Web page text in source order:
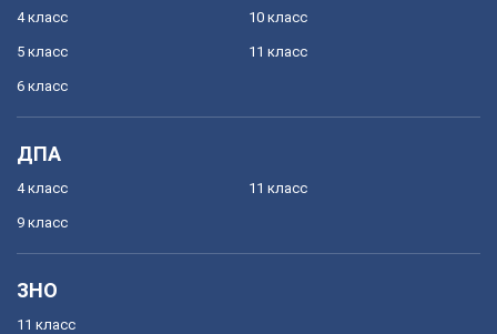
4 класс
5 класс
6 класс
10 класс
11 класс
ДПА
4 класс
9 класс
11 класс
ЗНО
11 класс